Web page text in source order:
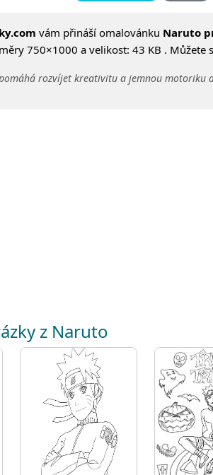
vám přináší omalovánku Naruto
750×1000 a velikost: 43 KB . Můžete
rozvíjet kreativitu a jemnou motoriku
z Naruto